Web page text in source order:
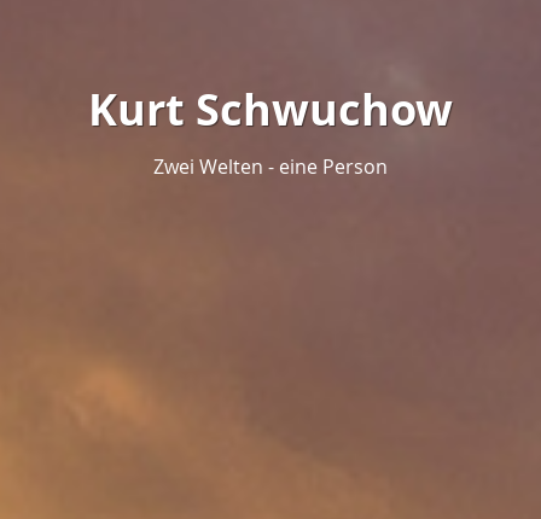
Kurt Schwuchow
Zwei Welten - eine Person